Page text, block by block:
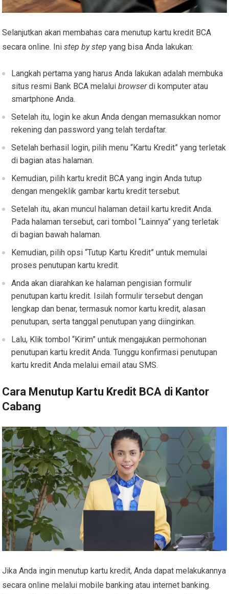
Selanjutkan akan membahas cara menutup kartu kredit BCA
secara online. Inistep by step yang bisa Anda lakukan:
Langkah pertama yang harus Anda lakukan adalah membuka
situs resmi Bank BCA melaluibrowserdi komputer atau
smartphone Anda.
Setelah itu, login ke akun Anda dengan memasukkan nomor
rekening dan password yang telah terdaftar.
Setelah berhasil login, pilih menu “Kartu Kredit” yang terletak
di bagian atas halaman.
Kemudian, pilih kartu kredit BCA yang ingin Anda tutup
dengan mengeklik gambar kartu kredit tersebut.
Setelah itu, akan muncul halaman detail kartu kredit Anda.
Pada halaman tersebut, cari tombol “Lainnya” yang terletak
di bagian bawah halaman.
Kemudian, pilih opsi “Tutup Kartu Kredit” untuk memulai
proses penutupan kartu kredit.
Anda akan diarahkan ke halaman pengisian formulir
penutupan kartu kredit. Isilah formulir tersebut dengan
lengkap dan benar, termasuk nomor kartu kredit, alasan
penutupan, serta tanggal penutupan yang diinginkan.
Lalu, Klik tombol “Kirim” untuk mengajukan permohonan
penutupan kartu kredit Anda. Tunggu konfirmasi penutupan
kartu kredit Anda melalui email atau SMS.
Cara Menutup Kartu Kredit BCA di Kantor
Cabang
Jika Anda ingin menutup kartu kredit, Anda dapat melakukannya
secara online melalui mobile banking atau internet banking.